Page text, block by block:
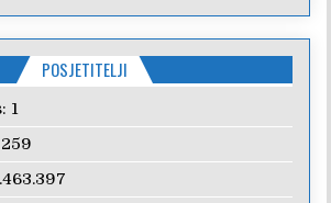
POSJETITELJI
1
259